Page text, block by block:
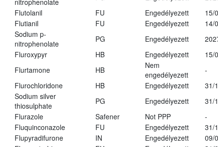
nitrophenolate
Flutolanil
FU Engedélyezett
15/
Flutianil
FU Engedélyezett
14/
Sodium p-
nitrophenolate
PG Engedélyezett
Fluroxypyr
HB Engedélyezett
15/
Flurtamone
HB
Nem
engedélyezett
-
Flurochloridone
HB Engedélyezett
31/
Sodium silver
thiosulphate
PG Engedélyezett
31/
Flurazole
Safener Not PPP
-
Fluquinconazole
FU Engedélyezett
31/
Flupyradifurone
IN Engedélyezett
09/